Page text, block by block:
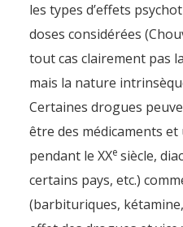
les types d’effets
doses considérées
tout cas clairement pas
mais la nature
Certaines drogues
être des médicaments
pendant le XXe siècle,
certains pays, etc.)
(barbituriques,